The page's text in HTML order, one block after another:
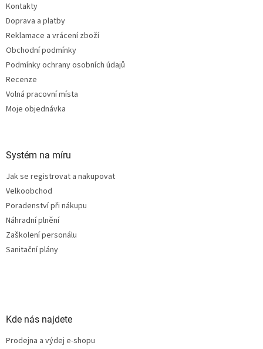
Kontakty
Doprava a platby
Reklamace a vrácení zboží
Obchodní podmínky
Podmínky ochrany osobních údajů
Recenze
Volná pracovní místa
Moje objednávka
Systém na míru
Jak se registrovat a nakupovat
Velkoobchod
Poradenství při nákupu
Náhradní plnění
Zaškolení personálu
Sanitační plány
Kde nás najdete
Prodejna a výdej e-shopu